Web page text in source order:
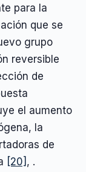
para la
que se
grupo
reversible
de
el aumento
la
de
[20] , .